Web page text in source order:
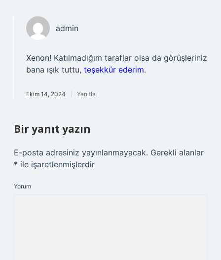
admin
Xenon! Katılmadığım taraflar olsa da görüşleriniz
bana ışık tuttu, teşekkür ederim.
Ekim 14, 2024 Yanıtla
Bir yanıt yazın
E-posta adresiniz yayınlanmayacak. Gerekli alanlar
* ile işaretlenmişlerdir
Yorum